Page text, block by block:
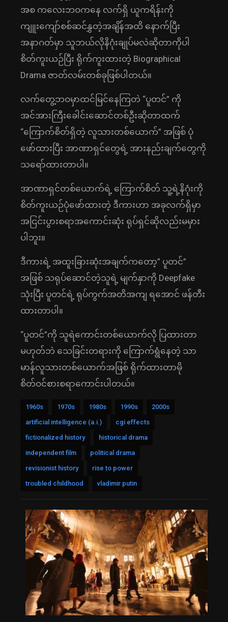
အစ ကလေးဘဝကနေ လက်ရှိ ယူကရိန်းကို
ကျူးကျော်စစ်ဆင်နွှတဲ့အချိန်အထိ နောက်ပြီး
အနာဂတ်မှာ သူဘယ်လိုနိဂုံးချုပ်မလဲဆိုတာကိုပါ
စိတ်ကူးယဉ်ပြီး ရိုက်ကူးထားတဲ့ Biographical
Drama ဇာတ်လမ်းတစ်ခုဖြစ်ပါတယ်။
လက်တွေ့ဘဝမှာထင်မြင်နေကြတဲ “ပူတင်” ကို
အင်အားကြီးခေါင်းဆောင်တစ်ဦးဆိုတာထက်
“ကြောက်စိတ်ရှိတဲ့ လူသားတစ်ယောက်” အဖြစ် ပုံ
ဖော်ထားပြီး အာဏာရှင်တွေရဲ့ အားနည်းချက်တွေကို
သရော်ထားတာပါ။
အာဏာရှင်တစ်ယောက်ရဲ့ ကြောက်စိတ် သူ့ရဲ့နိဂုံးကို
စိတ်ကူးယဉ်ပုံဖော်ထားတဲ့ ဒီကားဟာ အခုလက်ရှိမှာ
အငြင်းပွားစရာအကောင်းဆုံး ရုပ်ရှင်ဆိုလည်းမမှား
ပါဘူး။
ဒီကားရဲ့ အထူးခြားဆုံးအချက်ကတော့” ပူတင်”
အဖြစ် သရုပ်ဆောင်တဲ့သူရဲ့ မျက်နှာကို Deepfake
သုံးပြီး ပူတင်ရဲ့ ရုပ်ကွက်အတိအကျ ရအောင် ဖန်တီး
ထားတာပါ။
“ပူတင်”ကို သူရဲကောင်းတစ်ယောက်လို ပြထားတာ
မဟုတ်ဘဲ သေခြင်းတရားကို ကြောက်ရွံနေတဲ့ သာ
မာန်လူသားတစ်ယောက်အဖြစ် ရိုက်ထားတာမို
စိတ်ဝင်စားစရာကောင်းပါတယ်။
1960s 1970s 1980s 1990s
2000s
artificial intelligence (a.i.)
cgi effects
fictionalized history
historical drama
independent film
political drama
revisionist history
rise to power
troubled childhood
vladimir putin